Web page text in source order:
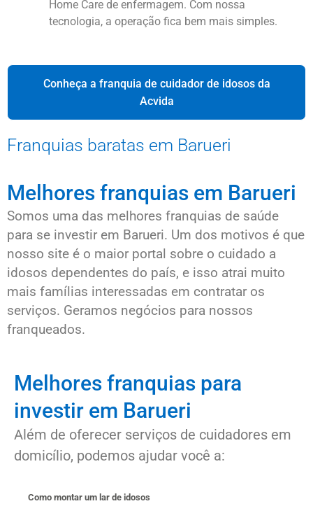
Home Care de enfermagem. Com nossa
tecnologia, a operação fica bem mais simples.
Conheça a franquia de cuidador de idosos da
Acvida
Franquias baratas em Barueri
Melhores franquias em Barueri
Somos uma das melhores franquias de saúde
para se investir em Barueri. Um dos motivos é que
nosso site é o maior portal sobre o cuidado a
idosos dependentes do país, e isso atrai muito
mais famílias interessadas em contratar os
serviços. Geramos negócios para nossos
franqueados.
Melhores franquias para
investir em Barueri
Além de oferecer serviços de cuidadores em
domicílio, podemos ajudar você a:
Como montar um lar de idosos